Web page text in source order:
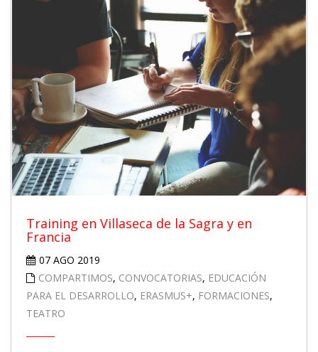
Training en Villaseca de la Sagra y en
Francia
07 AGO 2019
COMPARTIMOS, CONVOCATORIAS, EDUCACIÓN
PARA EL DESARROLLO, ERASMUS+, FORMACIONES,
TEATRO